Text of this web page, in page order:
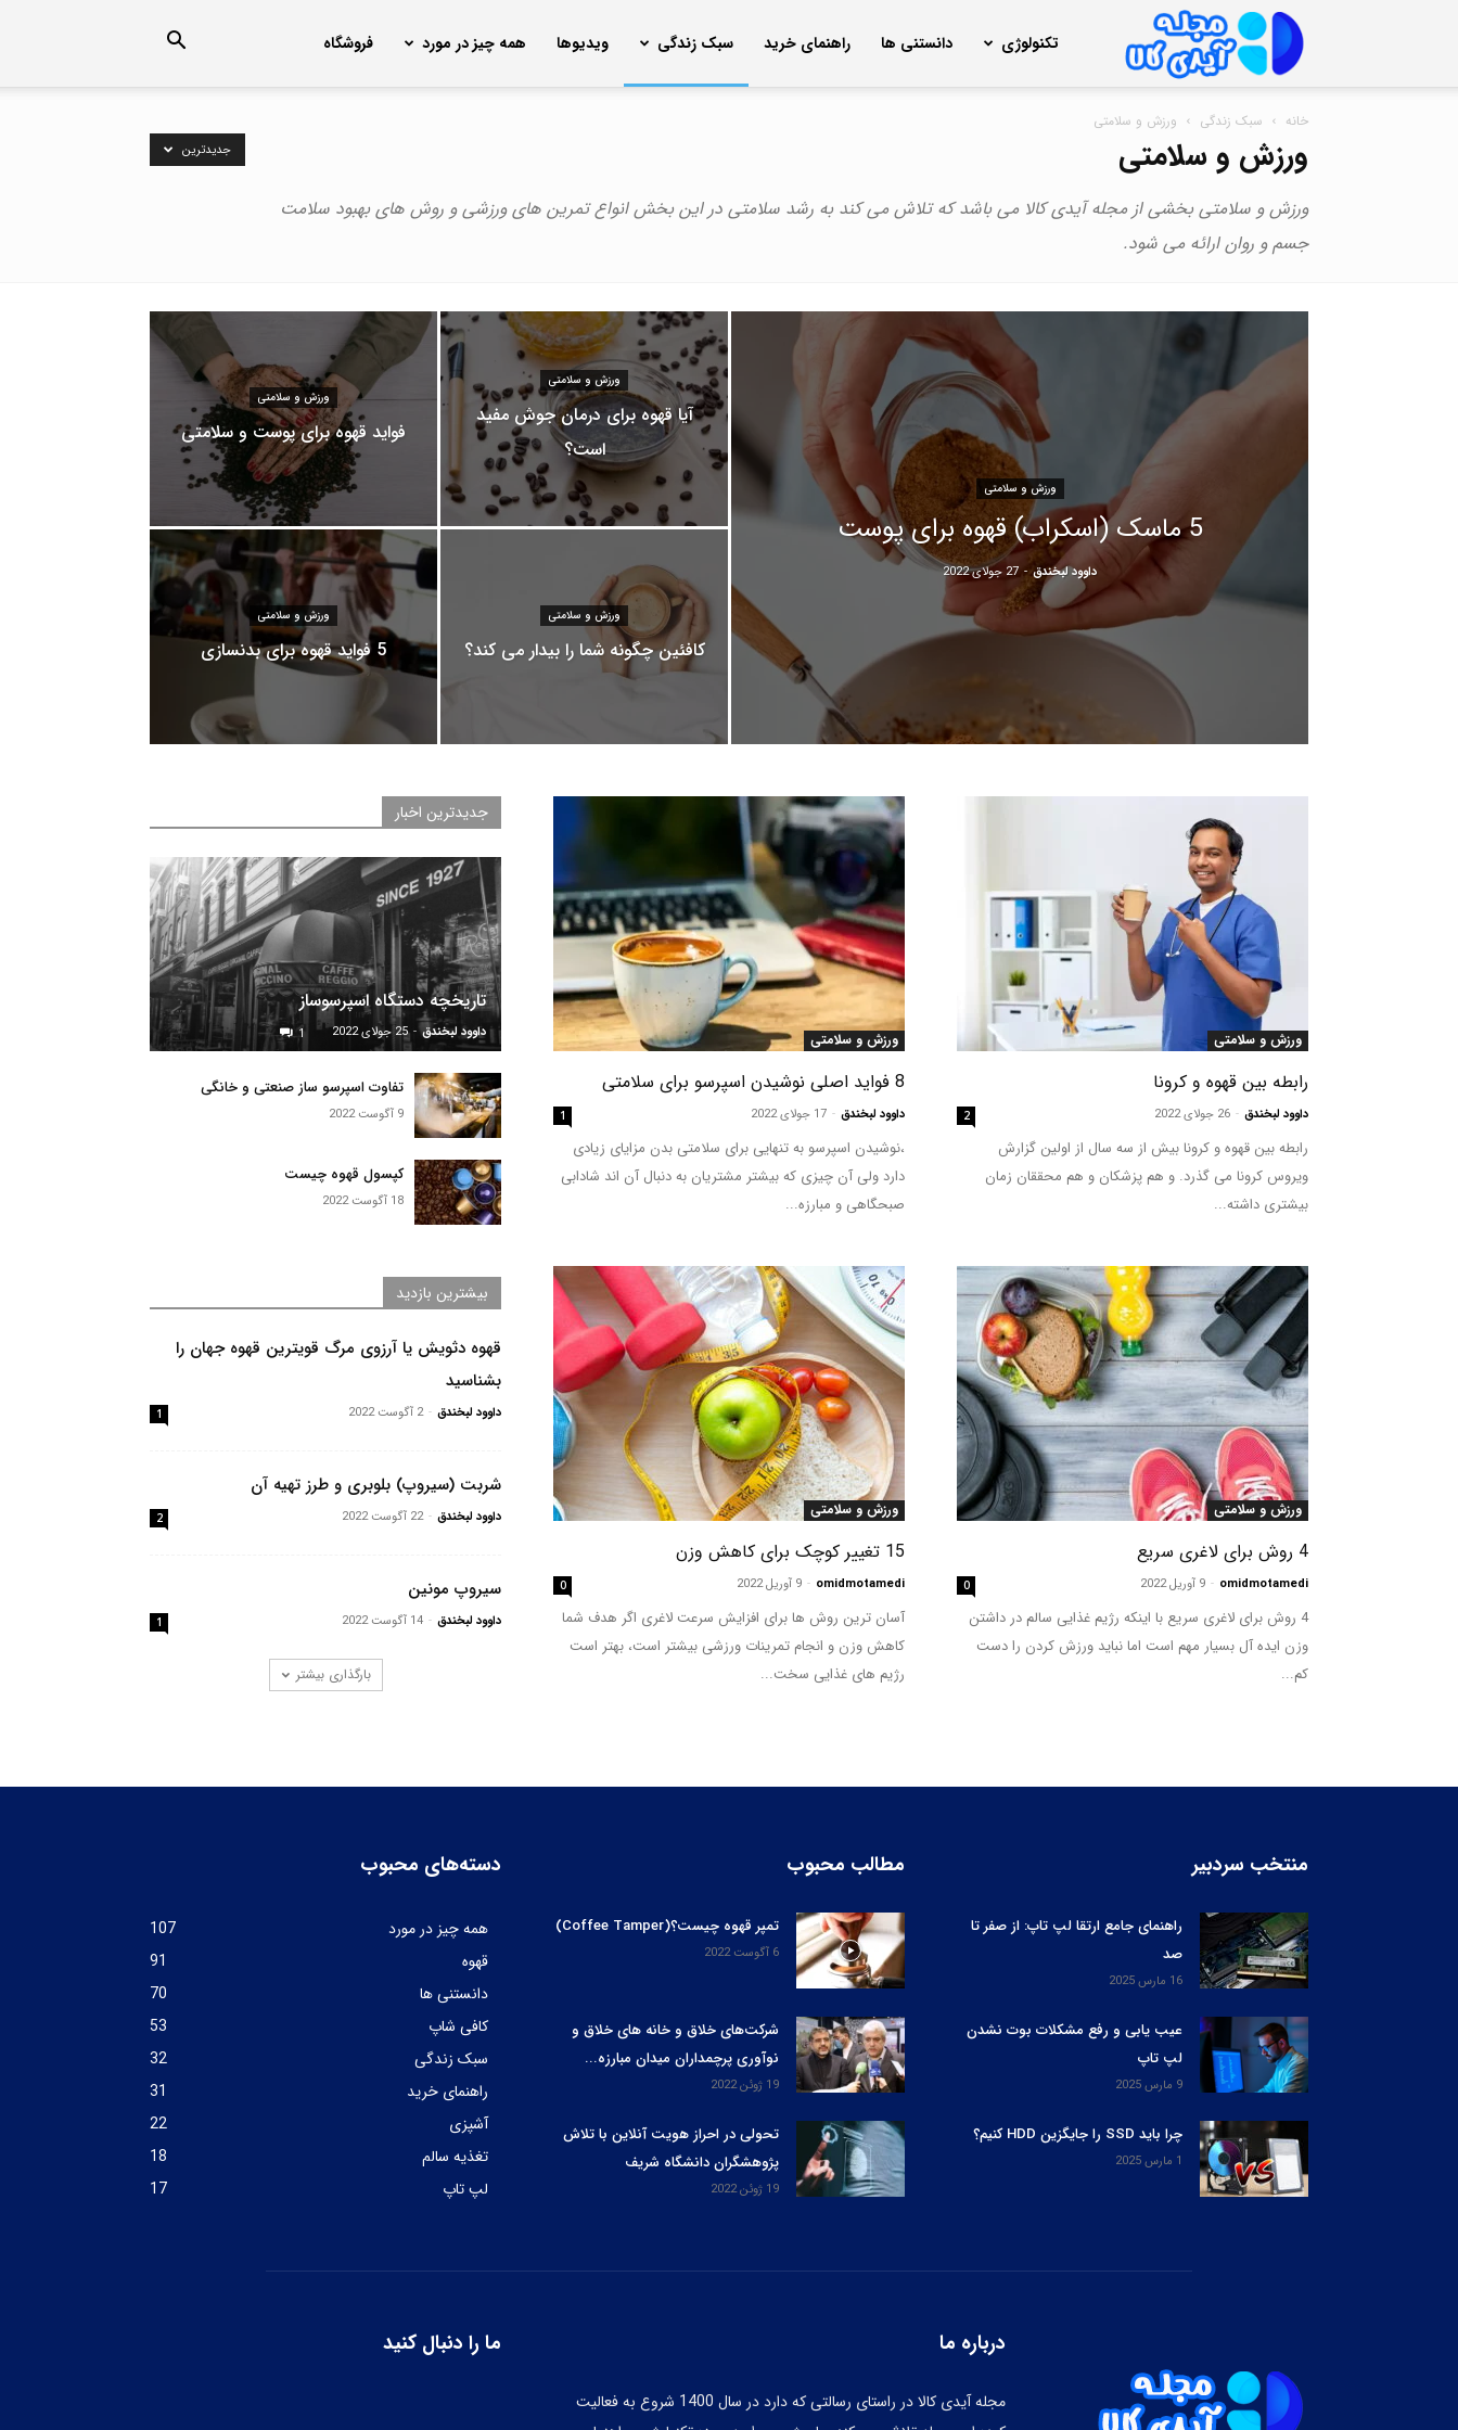
آیدی
کالا
تکنولوژی دانستنی ها راهنمای خرید سبک زندگی ویدیوها همه چیز در مورد فروشگاه
خانه سبک زندگی ورزش و سلامتی
ورزش و سلامتی
ورزش و سلامتی بخشی از مجله آیدی کالا می باشد که تلاش می کند به رشد سلامتی در این بخش انواع تمرین های ورزشی و روش های بهبود سلامت
جسم و روان ارائه می شود.
جدیدترین
ورزش و سلامتی
5 ماسک (اسکراب) قهوه برای پوست
داوود لبخندق - 27 جولای 2022
ورزش و سلامتی
آیا قهوه برای درمان جوش مفید
است؟
ورزش و سلامتی
فواید قهوه برای پوست و سلامتی
ورزش و سلامتی
کافئین چگونه شما را بیدار می کند؟
ورزش و سلامتی
5 فواید قهوه برای بدنسازی
ورزش و سلامتی
رابطه بین قهوه و کرونا
داوود لبخندق - 26 جولای 2022 2
رابطه بین قهوه و کرونا بیش از سه سال از اولین گزارش
ویروس کرونا می گذرد. و هم پزشکان و هم محققان زمان
بیشتری داشته...
ورزش و سلامتی
8 فواید اصلی نوشیدن اسپرسو برای سلامتی
داوود لبخندق - 17 جولای 2022 1
،نوشیدن اسپرسو به تنهایی برای سلامتی بدن مزایای زیادی
دارد ولی آن چیزی که بیشتر مشتریان به دنبال آن اند شادابی
صبحگاهی و مبارزه...
ورزش و سلامتی
4 روش برای لاغری سریع
omidmotamedi
- 9 آوریل 2022 0
4 روش برای لاغری سریع با اینکه رژیم غذایی سالم در داشتن
وزن ایده آل بسیار مهم است اما نباید ورزش کردن را دست
کم...
ورزش و سلامتی
15 تغییر کوچک برای کاهش وزن
omidmotamedi
- 9 آوریل 2022 0
آسان ترین روش ها برای افزایش سرعت لاغری اگر هدف شما
کاهش وزن و انجام تمرینات ورزشی بیشتر است، بهتر است
رژیم های غذایی سخت...
جدیدترین اخبار
تاریخچه دستگاه اسپرسوساز
داوود لبخندق - 25 جولای 2022 1
تفاوت اسپرسو ساز صنعتی و خانگی
9 آگوست 2022
کپسول قهوه چیست
18 آگوست 2022
بیشترین بازدید
قهوه دثویش یا آرزوی مرگ قویترین قهوه جهان را
بشناسید
داوود لبخندق - 2 آگوست 2022 1
شربت (سیروپ) بلوبری و طرز تهیه آن
داوود لبخندق - 22 آگوست 2022 2
سیروپ مونین
داوود لبخندق - 14 آگوست 2022 1
بارگذاری بیشتر
منتخب سردبیر
راهنمای جامع ارتقا لپ‌ تاپ: از صفر تا
صد
16 مارس 2025
عیب یابی و رفع مشکلات بوت نشدن
لپ‌ تاپ
9 مارس 2025
چرا باید SSD را جایگزین HDD کنیم؟
1 مارس 2025
مطالب محبوب
تمپر قهوه چیست؟(Coffee Tamper)
6 آگوست 2022
شرکت‌های خلاق و خانه های خلاق و
نوآوری پرچمداران میدان مبارزه...
19 ژوئن 2022
تحولی در احراز هویت آنلاین با تلاش
پژوهشگران دانشگاه شریف
19 ژوئن 2022
دسته‌های محبوب
همه چیز در مورد
107
قهوه
91
دانستنی ها
70
کافی شاپ
53
سبک زندگی
32
راهنمای خرید
31
آشپزی
22
تغذیه سالم
18
لپ تاپ
17
درباره ما
مجله آیدی کالا در راستای رسالتی که دارد در سال 1400 شروع به فعالیت
ما را دنبال کنید